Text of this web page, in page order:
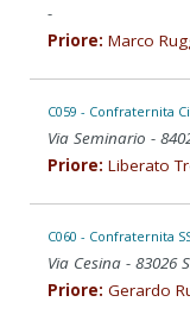
-
Priore: Marco
C059 - Confraternita
Via Seminario -
Priore: Liberato
C060 - Confraternita
Via Cesina - 83026
Priore: Gerardo